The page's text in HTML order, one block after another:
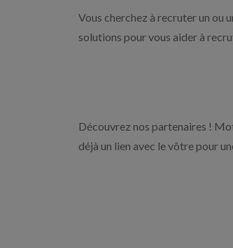
Vous cherchez à recruter un ou
solutions pour vous aider à
Découvrez nos partenaires !
déjà un lien avec le vôtre pour